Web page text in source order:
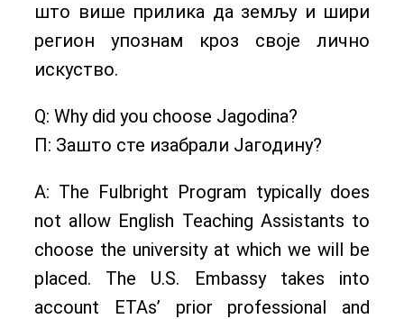
што више прилика да земљу и шири
регион упознам кроз своје лично
искуство.
Q: Why did you choose Jagodina?
П: Зашто сте изабрали Јагодину?
A: The Fulbright Program typically does
not allow English Teaching Assistants to
choose the university at which we will be
placed. The U.S. Embassy takes into
account ETAs’ prior professional and